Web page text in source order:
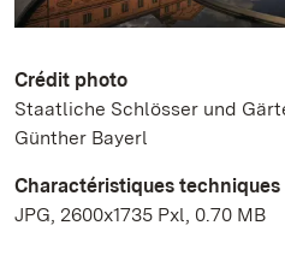
Crédit photo
Staatliche Schlösser und
Günther Bayerl
Charactéristiques techniques
JPG, 2600x1735 Pxl, 0.70 MB